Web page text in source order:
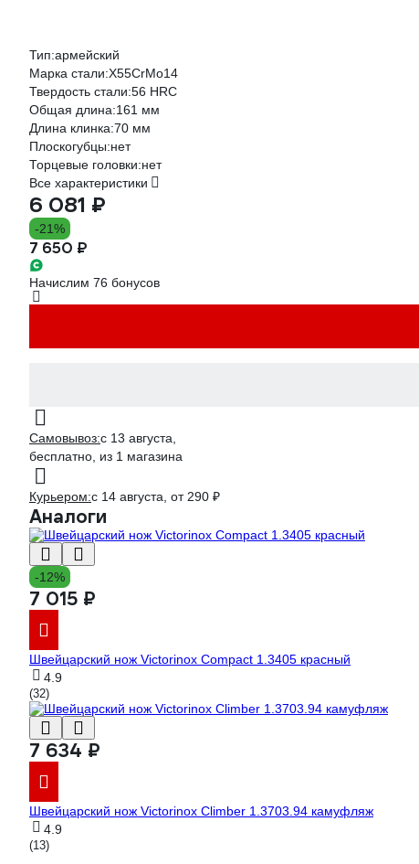
Тип:армейский
Марка стали:X55CrMo14
Твердость стали:56 HRC
Общая длина:161 мм
Длина клинка:70 мм
Плоскогубцы:нет
Торцевые головки:нет
Все характеристики
6 081 ₽
-21%
7 650 ₽
Начислим 76 бонусов
Самовывоз:c 13 августа,
бесплатно , из 1 магазина
Курьером:c 14 августа, от 290 ₽
Аналоги
-12%
7 015 ₽
Швейцарский нож Victorinox Compact 1.3405 красный
4.9
(32)
7 634 ₽
Швейцарский нож Victorinox Climber 1.3703.94 камуфляж
4.9
(13)